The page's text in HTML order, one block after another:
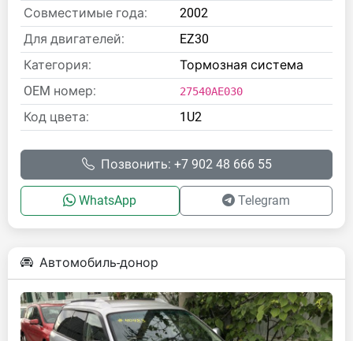
Совместимые года:
2002
Для двигателей:
EZ30
Категория:
Тормозная система
OEM номер:
27540AE030
Код цвета: 1U2
Позвонить: +7 902 48 666 55
WhatsApp Telegram
Автомобиль-донор